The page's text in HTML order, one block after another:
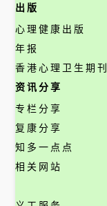
出版
心理健康出版
年报
香港心理卫生期刊
资讯分享
专栏分享
复康分享
知多一点点
相关网站